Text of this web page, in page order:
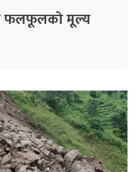
फलफूलको मूल्य